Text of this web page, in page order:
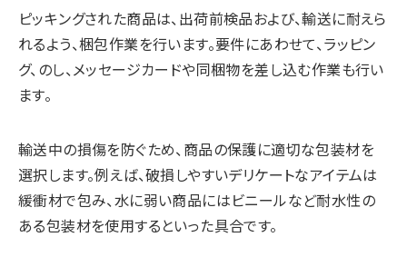
ピッキングされた商品は、出荷前検品および、輸送に耐えら
れるよう、梱包作業を行います。要件にあわせて、ラッピン
グ、のし、メッセージカードや同梱物を差し込む作業も行い
ます。
輸送中の損傷を防ぐため、商品の保護に適切な包装材を
選択します。例えば、破損しやすいデリケートなアイテムは
緩衝材で包み、水に弱い商品にはビニールなど耐水性の
ある包装材を使用するといった具合です。